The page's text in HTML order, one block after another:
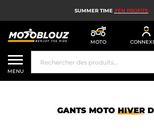
SUMMER TIME J'EN PROFITE
MOTO
CASQUE MOTO
ÉQUIPEMENT MOTO HOMME
MENU
GANTS MOTO HIVER